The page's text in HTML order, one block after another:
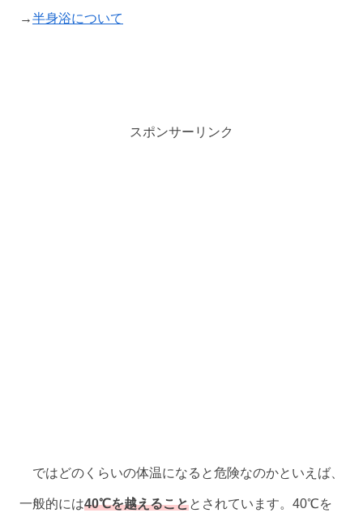
→半身浴について
スポンサーリンク
ではどのくらいの体温になると危険なのかといえば、
一般的には40℃を越えることとされています。40℃を